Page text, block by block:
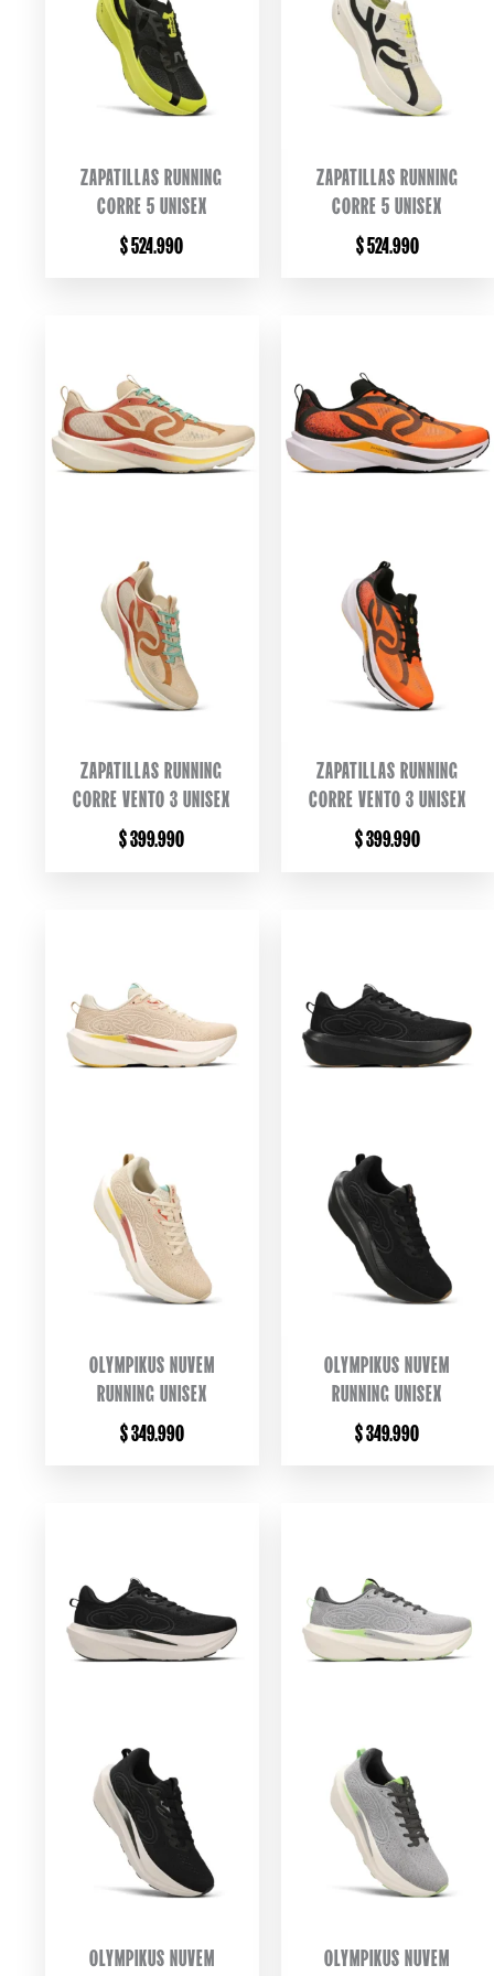
ZAPATILLAS RUNNING
CORRE 5 UNISEX
$524.990
ZAPATILLAS RUNNING
CORRE 5 UNISEX
$524.990
ZAPATILLAS RUNNING
CORRE VENTO 3 UNISEX
$399.990
ZAPATILLAS RUNNING
CORRE VENTO 3 UNISEX
$399.990
OLYMPIKUS NUVEM
RUNNING UNISEX
$349.990
OLYMPIKUS NUVEM
RUNNING UNISEX
$349.990
OLYMPIKUS NUVEM
OLYMPIKUS NUVEM